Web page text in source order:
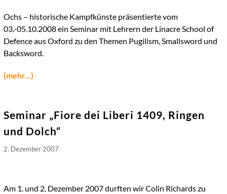
Ochs – historische Kampfkünste präsentierte vom
03.-05.10.2008 ein Seminar mit Lehrern der Linacre School of
Defence aus Oxford zu den Themen Pugilism, Smallsword und
Backsword.
(mehr...)
Seminar „Fiore dei Liberi 1409, Ringen
und Dolch“
2. Dezember 2007
Am 1. und 2. Dezember 2007 durften wir Colin Richards zu